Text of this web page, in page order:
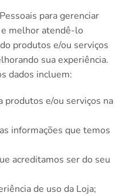
para gerenciar
melhor atendê-lo
produtos e/ou serviços
sua experiência.
dados incluem:
produtos e/ou serviços na
informações que temos
acreditamos ser do seu
de uso da Loja;